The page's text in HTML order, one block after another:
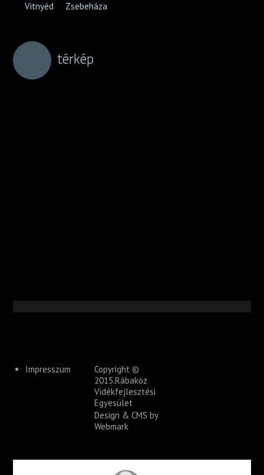
Vitnyéd Zsebeháza
térkép
Impresszum
Copyright ©
2015.Rábaköz
Vidékfejlesztési
Egyesület
Design & CMS by
Webmark